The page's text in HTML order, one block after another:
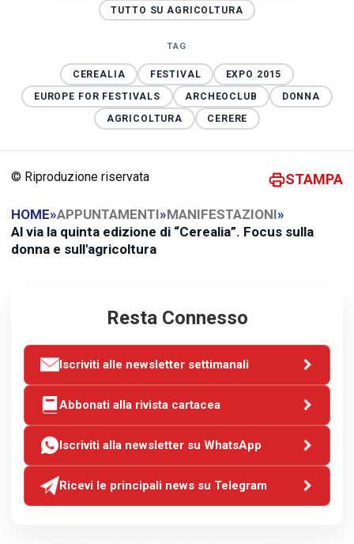
TUTTO SU AGRICOLTURA
TAG
CEREALIA FESTIVAL
EXPO 2015
EUROPE FOR FESTIVALS
ARCHEOCLUB
DONNA
AGRICOLTURA
CERERE
© Riproduzione riservata STAMPA
HOME»APPUNTAMENTI»MANIFESTAZIONI»
Al via la quinta edizione di “Cerealia”. Focus sulla
donna e sull'agricoltura
Resta Connesso
Iscriviti alle newsletter settimanali
Abbonati alla rivista cartacea
Iscriviti alla newsletter su WhatsApp
Ricevi le principali news su Telegram